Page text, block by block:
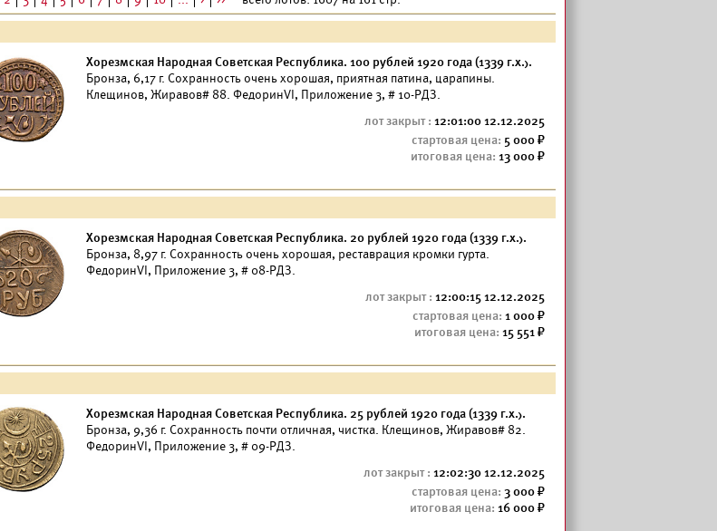
Хорезмская Народная Советская Республика. 100 рублей 1920 года (1339 г.х.).
Бронза, 6,17 г. Сохранность очень хорошая, приятная патина, царапины.
Клещинов, Жиравов# 88. ФедоринVI, Приложение 3, # 10-РДЗ.
12:01:00 12.12.2025
5 000
13 000
Хорезмская Народная Советская Республика. 20 рублей 1920 года (1339 г.х.).
Бронза, 8,97 г. Сохранность очень хорошая, реставрация кромки гурта.
ФедоринVI, Приложение 3, # 08-РДЗ.
12:00:15 12.12.2025
1 000
15 551
Хорезмская Народная Советская Республика. 25 рублей 1920 года (1339 г.х.).
Бронза, 9,36 г. Сохранность почти отличная, чистка. Клещинов, Жиравов# 82.
ФедоринVI, Приложение 3, # 09-РДЗ.
12:02:30 12.12.2025
3 000
16 000